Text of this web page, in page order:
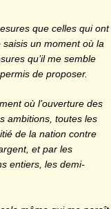
que celles qui ont
saisis un moment où la
qu’il me semble
de proposer.
où l’ouverture des
ambitions, toutes les
de la nation contre
et par les
entiers, les demi-